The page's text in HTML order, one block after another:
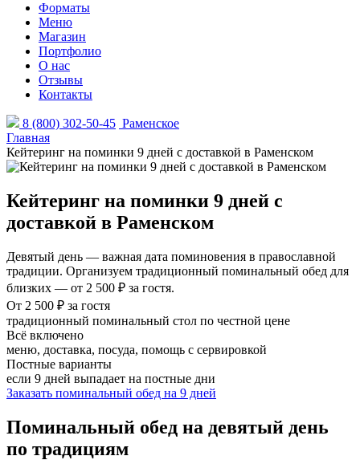
Форматы
Меню
Магазин
Портфолио
О нас
Отзывы
Контакты
8 (800) 302-50-45 Раменское
Главная
Кейтеринг на поминки 9 дней с доставкой в Раменском
Кейтеринг на поминки 9 дней с
доставкой в Раменском
Девятый день — важная дата поминовения в православной
традиции. Организуем традиционный поминальный обед для
близких — от 2 500 ₽ за гостя.
От 2 500 ₽ за гостя
традиционный поминальный стол по честной цене
Всё включено
меню, доставка, посуда, помощь с сервировкой
Постные варианты
если 9 дней выпадает на постные дни
Заказать поминальный обед на 9 дней
Поминальный обед на девятый день
по традициям